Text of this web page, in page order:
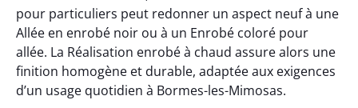
pour particuliers peut redonner un aspect neuf à une
Allée en enrobé noir ou à un Enrobé coloré pour
allée. La Réalisation enrobé à chaud assure alors une
finition homogène et durable, adaptée aux exigences
d’un usage quotidien à Bormes-les-Mimosas.